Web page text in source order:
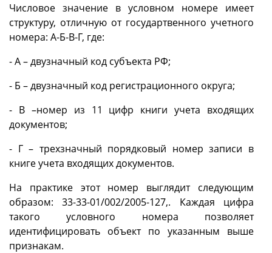
Числовое значение в условном номере имеет
структуру, отличную от государтвенного учетного
номера: А-Б-В-Г, где:
- А – двузначный код субъекта РФ;
- Б – двузначный код регистрационного округа;
- В –номер из 11 цифр книги учета входящих
документов;
- Г – трехзначный порядковый номер записи в
книге учета входящих документов.
На практике этот номер выглядит следующим
образом: 33-33-01/002/2005-127,. Каждая цифра
такого условного номера позволяет
идентифицировать объект по указанным выше
признакам.